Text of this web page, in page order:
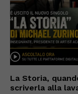
La Storia,
scriverla alla